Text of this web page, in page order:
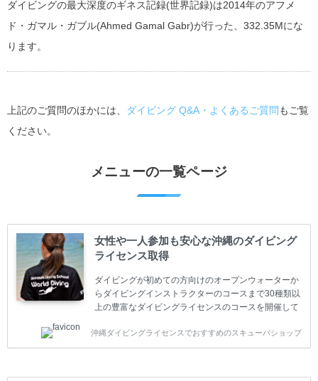
ダイビングの最大深度のギネス記録(世界記録)は2014年のアフメ
ド・ガマル・ガブル(Ahmed Gamal Gabr)が行った、332.35Mにな
ります。
上記のご質問のほかには、 ダイビング Q&A・よくあるご質問 もご覧
ください。
メニューの一覧ページ
女性や一人参加も安心な沖縄のダイビング
ライセンス取得
ダイビングが初めての方向けのオープンウォーターか
らダイビングインストラクターのコースまで30種類以
上の豊富なダイビングライセンスのコースを開催して
(TEC)のコースもご用意しています。 当スクールを受
講するお客様は一人参加などの少人数のご参加が最も
スクールです。各種ダイビングライセンス取得コース
沖縄ダイビングライセンスでおすすめのスキューバショップ